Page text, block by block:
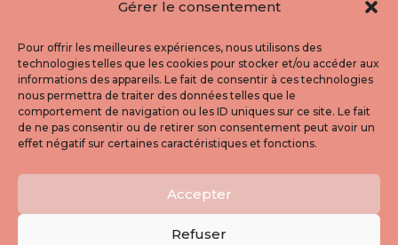
Gérer le consentement
Pour offrir les meilleures expériences, nous utilisons des
technologies telles que les cookies pour stocker et/ou accéder aux
informations des appareils. Le fait de consentir à ces technologies
nous permettra de traiter des données telles que le
comportement de navigation ou les ID uniques sur ce site. Le fait
de ne pas consentir ou de retirer son consentement peut avoir un
effet négatif sur certaines caractéristiques et fonctions.
Accepter
Refuser
A propos
Politique de confidentialité
Newsletter
Inscrivez-vous pour suivre mes nouveautés,
les coulisses de mon atelier et mes coups